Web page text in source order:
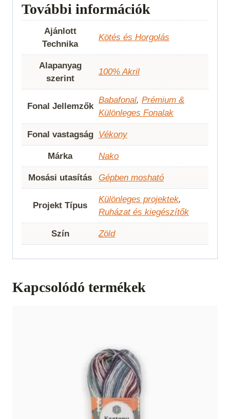
További információk
Ajánlott
Technika
Kötés és Horgolás
Alapanyag
szerint
100% Akril
Fonal Jellemzők
Babafonal, Prémium &
Különleges Fonalak
Fonal vastagság Vékony
Márka Nako
Mosási utasítás Gépben mosható
Projekt Típus
Különleges projektek,
Ruházat és kiegészítők
Szín Zöld
Kapcsolódó termékek